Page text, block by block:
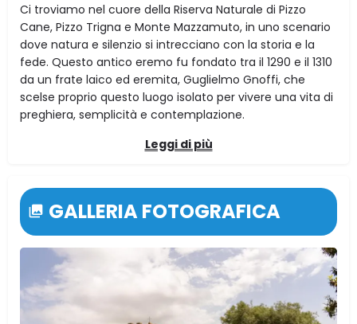
Ci troviamo nel cuore della Riserva Naturale di Pizzo
Cane, Pizzo Trigna e Monte Mazzamuto, in uno scenario
dove natura e silenzio si intrecciano con la storia e la
fede. Questo antico eremo fu fondato tra il 1290 e il 1310
da un frate laico ed eremita, Guglielmo Gnoffi, che
scelse proprio questo luogo isolato per vivere una vita di
preghiera, semplicità e contemplazione.
Leggi di più
GALLERIA FOTOGRAFICA